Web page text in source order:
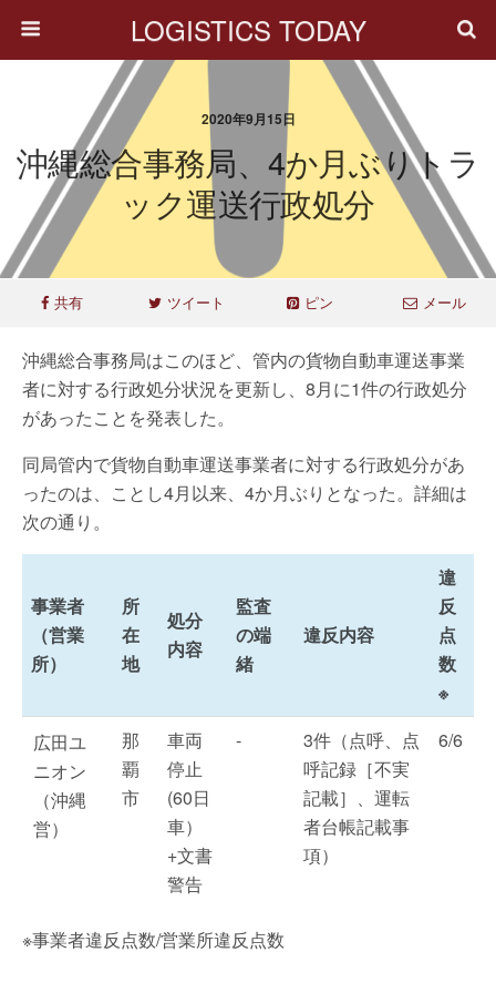
LOGISTICS TODAY
2020年9月15日
沖縄総合事務局、4か月ぶりトラ
ック運送行政処分
共有 ツイート ピン メール
沖縄総合事務局はこのほど、管内の貨物自動車運送事業
者に対する行政処分状況を更新し、8月に1件の行政処分
があったことを発表した。
同局管内で貨物自動車運送事業者に対する行政処分があ
ったのは、ことし4月以来、4か月ぶりとなった。詳細は
次の通り。
事業者
（営業
所）
所
在
地
処分
内容
監査
の端
緒
違反内容
違
反
点
数
※
広田ユ
ニオン
（沖縄
営）
那
覇
市
車両
停止
(60日
車）
+文書
警告
-
3件（点呼、点
呼記録［不実
記載］、運転
者台帳記載事
項）
6/6
※事業者違反点数/営業所違反点数